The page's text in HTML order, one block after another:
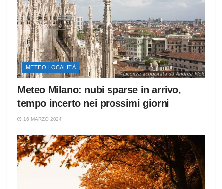
METEO LOCALITÀ
Meteo Milano: nubi sparse in arrivo,
tempo incerto nei prossimi giorni
16 MARZO 2024